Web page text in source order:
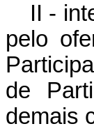
II -
pelo
de
demais